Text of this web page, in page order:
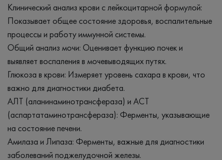
Клинический анализ крови с лейкоцитарной формулой:
Показывает общее состояние здоровья, воспалительные
процессы и работу иммунной системы.
Общий анализ мочи: Оценивает функцию почек и
выявляет воспаления в мочевыводящих путях.
Глюкоза в крови: Измеряет уровень сахара в крови, что
важно для диагностики диабета.
АЛТ (аланинаминотрансфераза) и АСТ
(аспартатаминотрансфераза): Ферменты, указывающие
на состояние печени.
Амилаза и Липаза: Ферменты, важные для диагностики
заболеваний поджелудочной железы.